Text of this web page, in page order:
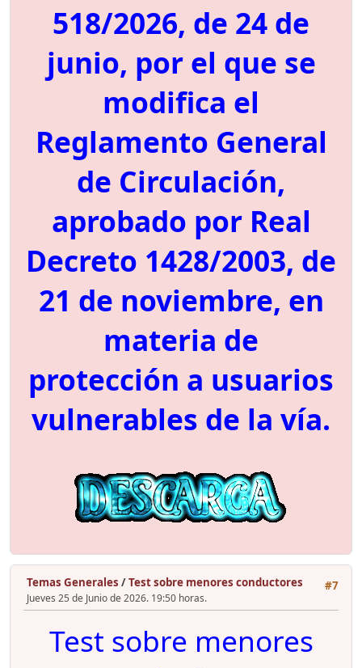
518/2026, de 24 de
junio, por el que se
modifica el
Reglamento General
de Circulación,
aprobado por Real
Decreto 1428/2003, de
21 de noviembre, en
materia de
protección a usuarios
vulnerables de la vía.
#7
Temas Generales /Test sobre menores conductores
Jueves 25 de Junio de 2026. 19:50 horas.
Test sobre menores